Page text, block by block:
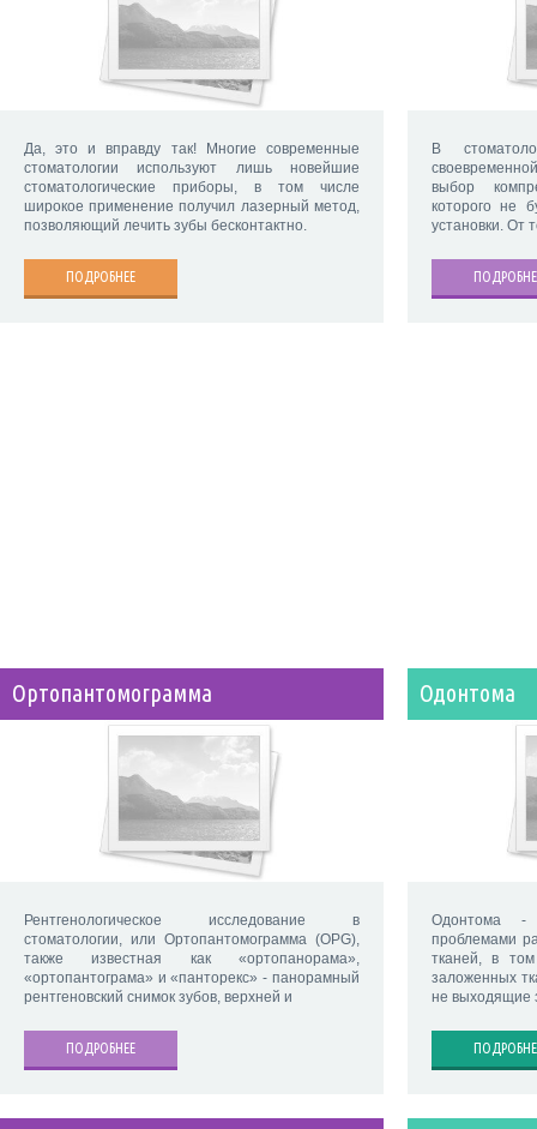
Да, это и вправду так! Многие современные
стоматологии используют лишь новейшие
стоматологические приборы, в том числе
широкое применение получил лазерный метод,
позволяющий лечить зубы бесконтактно.
ПОДРОБНЕЕ
В
выбор
которого не
установки. От
Ортопантомограмма
Рентгенологическое исследование в
стоматологии, или Ортопантомограмма (OPG),
также известная как «ортопанорама»,
«ортопантограма» и «панторекс» - панорамный
рентгеновский снимок зубов, верхней и
ПОДРОБНЕЕ
Одонтома
Одонтома -
проблемами
тканей, в
заложенных
не выходящие